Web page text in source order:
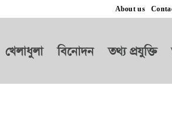
About us
খেলাধুলা বিনোদন তথ্য প্রযুক্তি